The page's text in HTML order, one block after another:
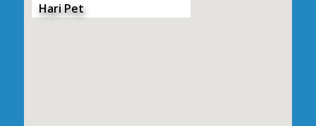
Hari Pet